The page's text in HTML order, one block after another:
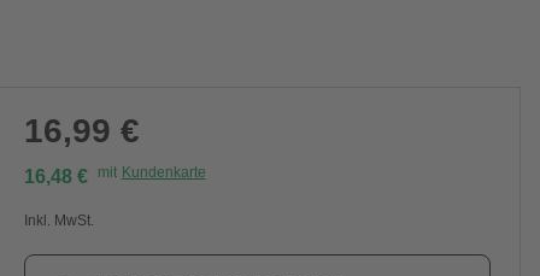
16,99 €
16,48 € mit Kundenkarte
Inkl. MwSt.